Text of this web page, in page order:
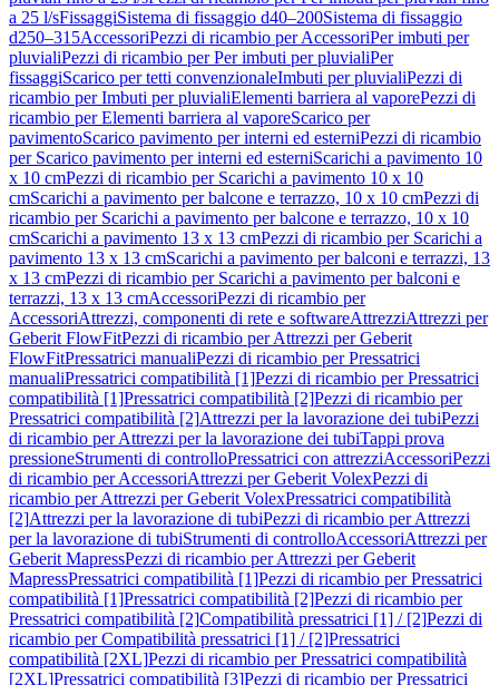
a 25 l/sFissaggiSistema di fissaggio d40–200Sistema di fissaggio
d250–315AccessoriPezzi di ricambio per AccessoriPer imbuti per
pluvialiPezzi di ricambio per Per imbuti per pluvialiPer
fissaggiScarico per tetti convenzionaleImbuti per pluvialiPezzi di
ricambio per Imbuti per pluvialiElementi barriera al vaporePezzi di
ricambio per Elementi barriera al vaporeScarico per
pavimentoScarico pavimento per interni ed esterniPezzi di ricambio
per Scarico pavimento per interni ed esterniScarichi a pavimento 10
x 10 cmPezzi di ricambio per Scarichi a pavimento 10 x 10
cmScarichi a pavimento per balcone e terrazzo, 10 x 10 cmPezzi di
ricambio per Scarichi a pavimento per balcone e terrazzo, 10 x 10
cmScarichi a pavimento 13 x 13 cmPezzi di ricambio per Scarichi a
pavimento 13 x 13 cmScarichi a pavimento per balconi e terrazzi, 13
x 13 cmPezzi di ricambio per Scarichi a pavimento per balconi e
terrazzi, 13 x 13 cmAccessoriPezzi di ricambio per
AccessoriAttrezzi, componenti di rete e softwareAttrezziAttrezzi per
Geberit FlowFitPezzi di ricambio per Attrezzi per Geberit
FlowFitPressatrici manualiPezzi di ricambio per Pressatrici
manualiPressatrici compatibilità [1]Pezzi di ricambio per Pressatrici
compatibilità [1]Pressatrici compatibilità [2]Pezzi di ricambio per
Pressatrici compatibilità [2]Attrezzi per la lavorazione dei tubiPezzi
di ricambio per Attrezzi per la lavorazione dei tubiTappi prova
pressioneStrumenti di controlloPressatrici con attrezziAccessoriPezzi
di ricambio per AccessoriAttrezzi per Geberit VolexPezzi di
ricambio per Attrezzi per Geberit VolexPressatrici compatibilità
[2]Attrezzi per la lavorazione di tubiPezzi di ricambio per Attrezzi
per la lavorazione di tubiStrumenti di controlloAccessoriAttrezzi per
Geberit MapressPezzi di ricambio per Attrezzi per Geberit
MapressPressatrici compatibilità [1]Pezzi di ricambio per Pressatrici
compatibilità [1]Pressatrici compatibilità [2]Pezzi di ricambio per
Pressatrici compatibilità [2]Compatibilità pressatrici [1] / [2]Pezzi di
ricambio per Compatibilità pressatrici [1] / [2]Pressatrici
compatibilità [2XL]Pezzi di ricambio per Pressatrici compatibilità
[2XL]Pressatrici compatibilità [3]Pezzi di ricambio per Pressatrici